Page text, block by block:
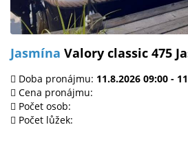
Jasmína Valory classic 475
Doba pronájmu: 11.8.2026 09:00 -
Cena pronájmu:
Počet osob:
Počet lůžek: